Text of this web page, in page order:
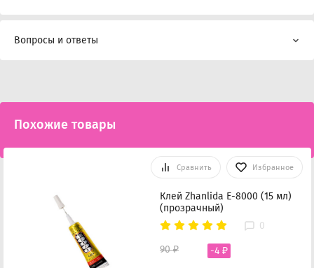
Вопросы и ответы
Похожие товары
Сравнить Избранное
Клей Zhanlida E-8000 (15 мл)
(прозрачный)
0
90 ₽ -4 ₽